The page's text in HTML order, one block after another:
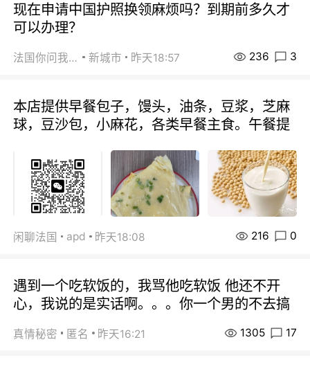
现在申请中国护照换领麻烦吗？到期前多久才
可以办理？
法国你问我答 新城市 昨天18:57 236 3
本店提供早餐包子，馒头，油条，豆浆，芝麻
球，豆沙包，小麻花，各类早餐主食。午餐提
闲聊法国 apd 昨天18:08 216 0
遇到一个吃软饭的，我骂他吃软饭 他还不开
心，我说的是实话啊。。。你一个男的不去搞
真情秘密 匿名 昨天16:21 1305 17